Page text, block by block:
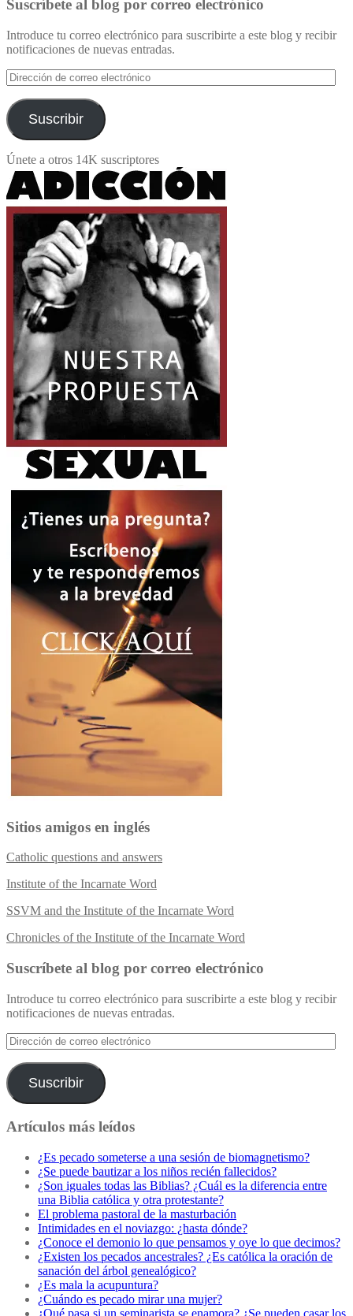
Suscríbete al blog por correo electrónico
Introduce tu correo electrónico para suscribirte a este blog y recibir
notificaciones de nuevas entradas.
Dirección
de
correo
electrónico
Suscribir
Únete a otros 14K suscriptores
Sitios amigos en inglés
Catholic questions and answers
Institute of the Incarnate Word
SSVM and the Institute of the Incarnate Word
Chronicles of the Institute of the Incarnate Word
Suscríbete al blog por correo electrónico
Introduce tu correo electrónico para suscribirte a este blog y recibir
notificaciones de nuevas entradas.
Dirección
de
correo
electrónico
Suscribir
Artículos más leídos
¿Es pecado someterse a una sesión de biomagnetismo?
¿Se puede bautizar a los niños recién fallecidos?
¿Son iguales todas las Biblias? ¿Cuál es la diferencia entre
una Biblia católica y otra protestante?
El problema pastoral de la masturbación
Intimidades en el noviazgo: ¿hasta dónde?
¿Conoce el demonio lo que pensamos y oye lo que decimos?
¿Existen los pecados ancestrales? ¿Es católica la oración de
sanación del árbol genealógico?
¿Es mala la acupuntura?
¿Cuándo es pecado mirar una mujer?